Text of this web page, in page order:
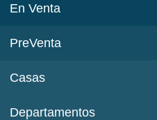
En Venta
PreVenta
Casas
Departamentos